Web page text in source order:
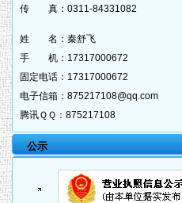
传 真： 0311-84331082
姓 名： 秦舒飞
手 机： 17317000672
固定电话： 17317000672
电子信箱： 875217108@qq.com
腾讯ＱＱ： 875217108
公示